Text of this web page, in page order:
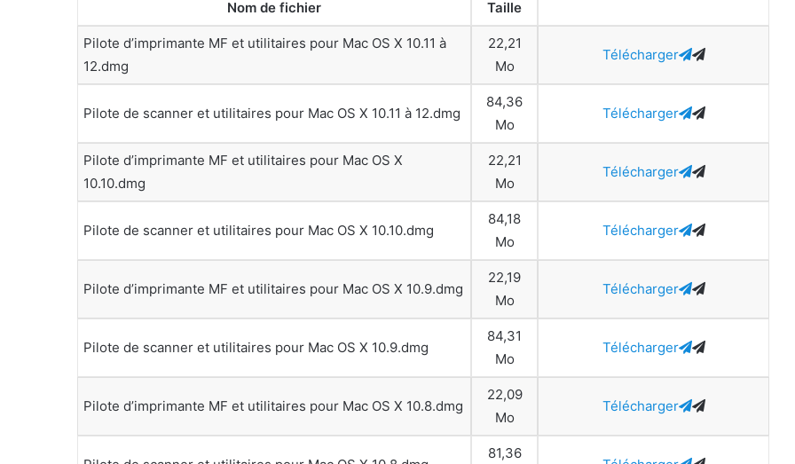
Nom de fichier Taille
Pilote d’imprimante MF et utilitaires pour Mac OS X 10.11 à
12.dmg
22,21
Mo
Télécharger
Pilote de scanner et utilitaires pour Mac OS X 10.11 à 12.dmg
84,36
Mo
Télécharger
Pilote d’imprimante MF et utilitaires pour Mac OS X
10.10.dmg
22,21
Mo
Télécharger
Pilote de scanner et utilitaires pour Mac OS X 10.10.dmg
84,18
Mo
Télécharger
Pilote d’imprimante MF et utilitaires pour Mac OS X 10.9.dmg
22,19
Mo
Télécharger
Pilote de scanner et utilitaires pour Mac OS X 10.9.dmg
84,31
Mo
Télécharger
Pilote d’imprimante MF et utilitaires pour Mac OS X 10.8.dmg
22,09
Mo
Télécharger
81,36